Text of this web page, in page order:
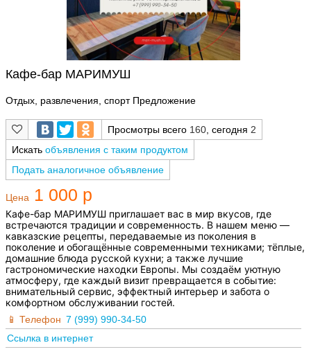
Кафе-бар МАРИМУШ
Отдых, развлечения, спорт Предложение
Просмотры всего 160 , сегодня 2
Искать объявления с таким продуктом
Подать аналогичное объявление
Цена 1 000 р
Кафе-бар МАРИМУШ приглашает вас в мир вкусов, где
встречаются традиции и современность. В нашем меню —
кавказские рецепты, передаваемые из поколения в
поколение и обогащённые современными техниками; тёплые,
домашние блюда русской кухни; а также лучшие
гастрономические находки Европы. Мы создаём уютную
атмосферу, где каждый визит превращается в событие:
внимательный сервис, эффектный интерьер и забота о
комфортном обслуживании гостей.
Телефон 7 (999) 990-34-50
Ссылка в интернет